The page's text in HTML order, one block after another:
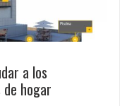
a los
hogar